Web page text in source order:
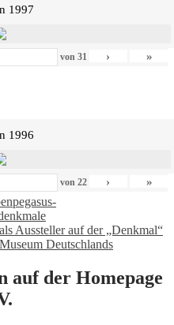
1997
von 31 › »
1996
von 22 › »
pegasus-
Aussteller auf der „Denkmal“
Deutschlands
der Homepage